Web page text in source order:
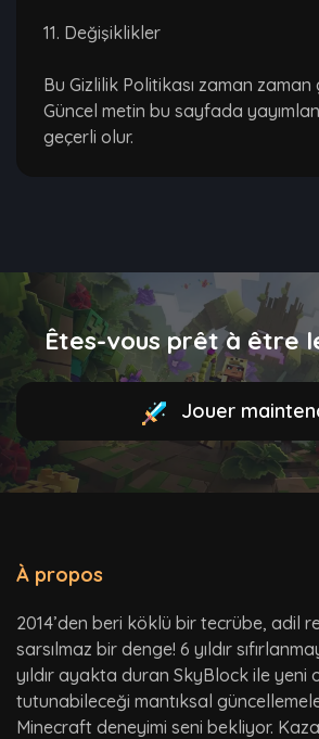
11. Değişiklikler
Bu Gizlilik Politikası zaman zaman
Güncel metin bu sayfada
geçerli olur.
Êtes-vous prêt à être
Jouer
À propos
2014’den beri köklü bir tecrübe, adil
sarsılmaz bir denge! 6 yıldır
yıldır ayakta duran SkyBlock ile yeni
tutunabileceği mantıksal
Minecraft deneyimi seni bekliyor.